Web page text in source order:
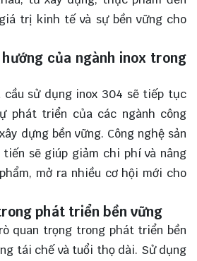
trị kinh tế và sự bền vững cho
của ngành inox trong
cầu sử dụng inox 304 sẽ tiếp tục
phát triển của các ngành công
dựng bền vững. Công nghệ sản
sẽ giúp giảm chi phí và nâng
mở ra nhiều cơ hội mới cho
phát triển bền vững
quan trọng trong phát triển bền
tái chế và tuổi thọ dài. Sử dụng